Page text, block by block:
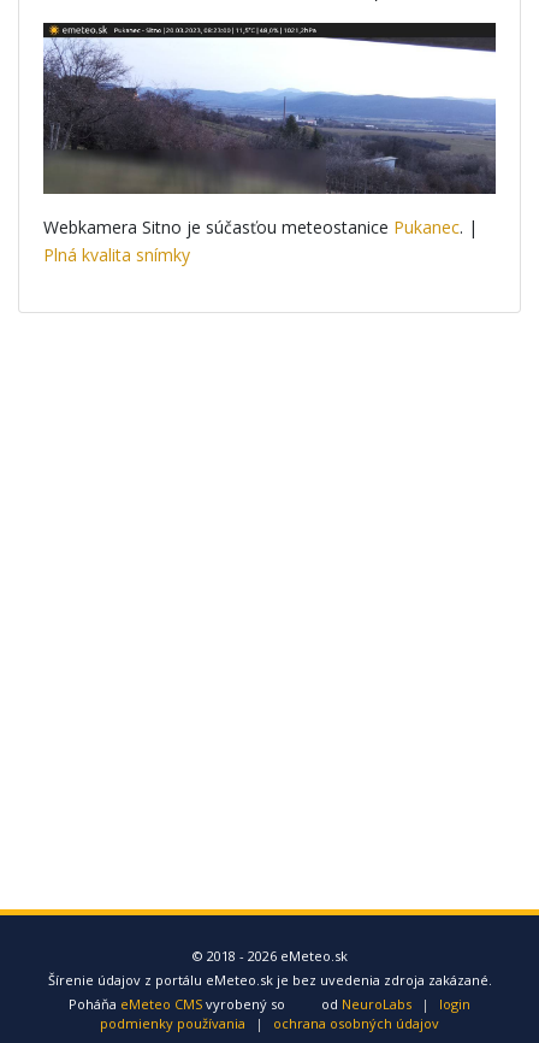
Webkamera Sitno je súčasťou meteostanice Pukanec. |
Plná kvalita snímky
© 2018 - 2026 eMeteo.sk
Šírenie údajov z portálu eMeteo.sk je bez uvedenia zdroja zakázané.
Poháňa eMeteo CMS vyrobený so od NeuroLabs |
login
podmienky používania
| ochrana osobných údajov